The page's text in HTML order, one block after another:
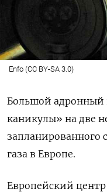
Enfo (CC BY-SA 3.0)
Большой адронный
каникулы» на две
запланированного
газа в Европе.
Европейский